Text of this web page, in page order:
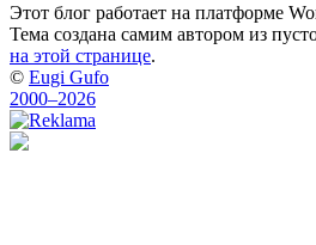
Этот блог работает на платформе
Тема создана самим автором из
на этой странице.
© Eugi Gufo
2000–2026